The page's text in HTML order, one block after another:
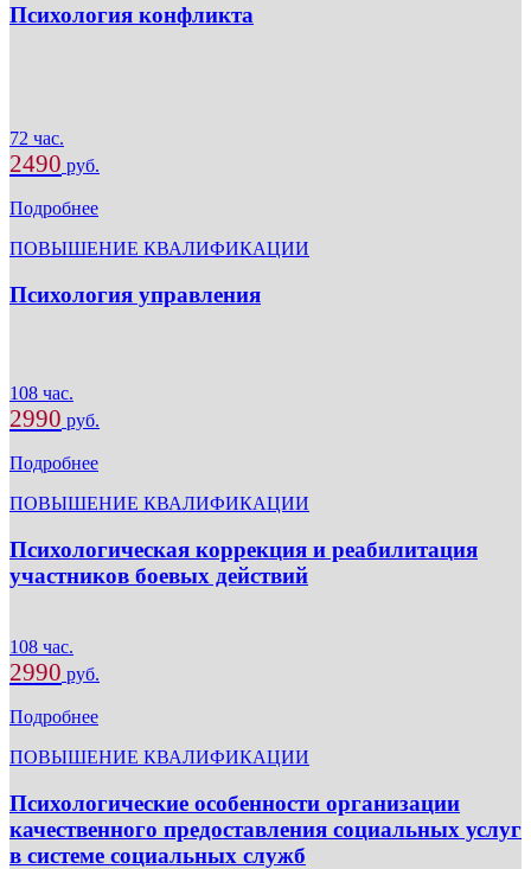
Психология конфликта
72 час.
2490 руб.
Подробнее
ПОВЫШЕНИЕ КВАЛИФИКАЦИИ
Психология управления
108 час.
2990 руб.
Подробнее
ПОВЫШЕНИЕ КВАЛИФИКАЦИИ
Психологическая коррекция и реабилитация
участников боевых действий
108 час.
2990 руб.
Подробнее
ПОВЫШЕНИЕ КВАЛИФИКАЦИИ
Психологические особенности организации
качественного предоставления социальных услуг
в системе социальных служб